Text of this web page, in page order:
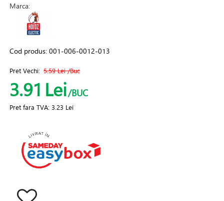
Marca:
Cod produs:001-006-0012-013
Pret Vechi: 5.59 Lei/Buc
3.91Lei/BUC
Pret fara TVA:3.23 Lei